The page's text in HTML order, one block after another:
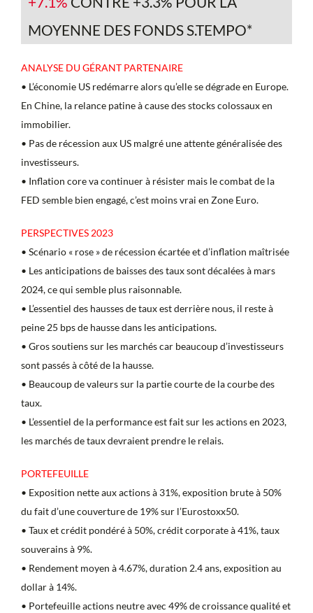
MOYENNE DES FONDS S.TEMPO*
ANALYSE DU GÉRANT PARTENAIRE
• L’économie US redémarre alors qu’elle se dégrade en Europe.
En Chine, la relance patine à cause des stocks colossaux en
immobilier.
• Pas de récession aux US malgré une attente généralisée des
investisseurs.
• Inflation core va continuer à résister mais le combat de la
FED semble bien engagé, c’est moins vrai en Zone Euro.
PERSPECTIVES 2023
• Scénario « rose » de récession écartée et d’inflation maîtrisée
• Les anticipations de baisses des taux sont décalées à mars
2024, ce qui semble plus raisonnable.
• L’essentiel des hausses de taux est derrière nous, il reste à
peine 25 bps de hausse dans les anticipations.
• Gros soutiens sur les marchés car beaucoup d’investisseurs
sont passés à côté de la hausse.
• Beaucoup de valeurs sur la partie courte de la courbe des
taux.
• L’essentiel de la performance est fait sur les actions en 2023,
les marchés de taux devraient prendre le relais.
PORTEFEUILLE
• Exposition nette aux actions à 31%, exposition brute à 50%
du fait d’une couverture de 19% sur l’Eurostoxx50.
• Taux et crédit pondéré à 50%, crédit corporate à 41%, taux
souverains à 9%.
• Rendement moyen à 4.67%, duration 2.4 ans, exposition au
dollar à 14%.
• Portefeuille actions neutre avec 49% de croissance qualité et